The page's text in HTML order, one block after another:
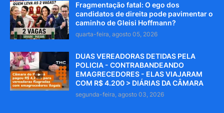
Fragmentação fatal: O ego dos
candidatos de direita pode pavimentar o
caminho de Gleisi Hoffmann?
quarta-feira, agosto 05, 2026
DUAS VEREADORAS DETIDAS PELA
POLICIA - CONTRABANDEANDO
EMAGRECEDORES - ELAS VIAJARAM
COM R$ 4.200 > DIÁRIAS DA CÂMARA
segunda-feira, agosto 03, 2026